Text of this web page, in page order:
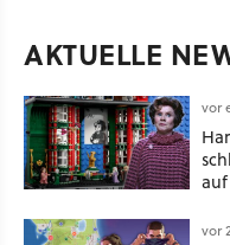
AKTUELLE
vor
vor